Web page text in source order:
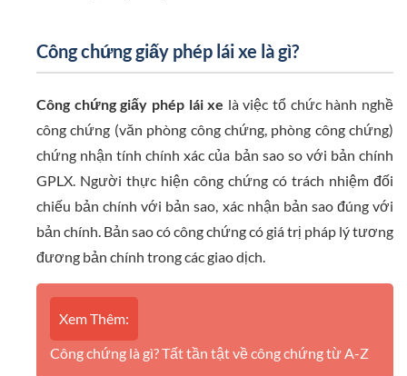
Công chứng giấy phép lái xe là gì?
Công chứng giấy phép lái xe là việc tổ chức hành nghề
công chứng (văn phòng công chứng, phòng công chứng)
chứng nhận tính chính xác của bản sao so với bản chính
GPLX. Người thực hiện công chứng có trách nhiệm đối
chiếu bản chính với bản sao, xác nhận bản sao đúng với
bản chính. Bản sao có công chứng có giá trị pháp lý tương
đương bản chính trong các giao dịch.
Xem Thêm:
Công chứng là gì? Tất tần tật về công chứng từ A-Z